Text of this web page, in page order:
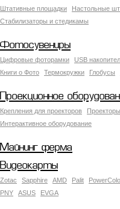
Штативные площадки
Настольные
Стабилизаторы и стедикамы
Фотосувениры
Цифровые фоторамки USB
Книги о Фото
Термокружки Глобусы
Проекционное
Крепления для проекторов Проекторы
Интерактивное оборудование
Майнинг ферма
Видеокарты
Zotac Sapphire AMD Palit
PNY
ASUS EVGA